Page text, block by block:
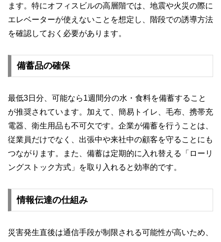
ます。特にオフィスビルの高層階では、地震や火災の際に
エレベーターが使えないことを想定し、階段での誘導方法
を確認しておく必要があります。
備蓄品の確保
最低3日分、可能なら1週間分の水・食料を備蓄すること
が推奨されています。加えて、簡易トイレ、毛布、携帯充
電器、衛生用品も不可欠です。企業が備蓄を行うことは、
従業員だけでなく、出張中や来社中の顧客を守ることにも
つながります。また、備蓄は定期的に入れ替える「ローリ
ングストック方式」を取り入れると効率的です。
情報伝達の仕組み
災害発生直後は通信手段が制限される可能性が高いため、